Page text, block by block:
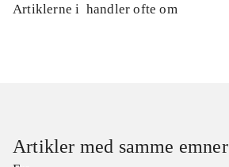
Artiklerne i handler ofte om
Artikler med samme emner